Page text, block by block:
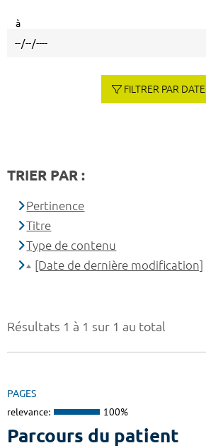
Résultats 1 à 1 sur 1 au total
PAGES
relevance: 100%
Parcours du patient
à
FILTRER PAR DATE
TRIER PAR :
Pertinence
Titre
Type de contenu
[Date de dernière modification]